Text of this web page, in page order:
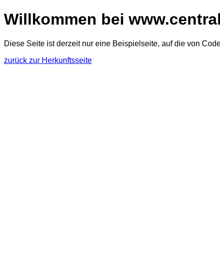
Willkommen bei
Diese Seite ist derzeit nur eine Beispielseite, auf die von
zurück zur Herkunftsseite